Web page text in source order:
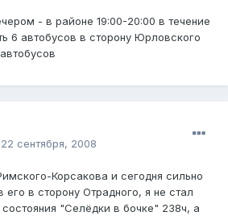
- в районе 19:00-20:00 в течение
6 автобусов в сторону Юрловского
22 сентября, 2008
Корсакова и сегодня сильно
в сторону Отрадного, я не стал
"Селёдки в бочке" 238ч, а